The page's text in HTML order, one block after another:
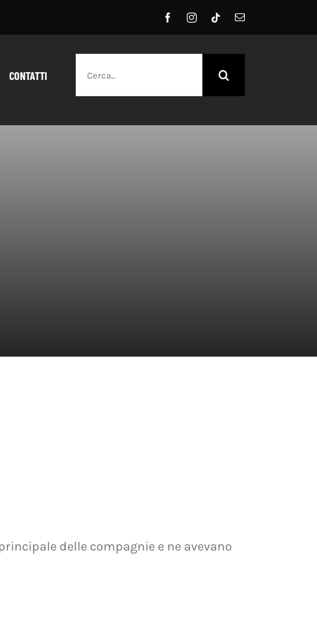
CONTATTI
per:
delle compagnie e ne avevano